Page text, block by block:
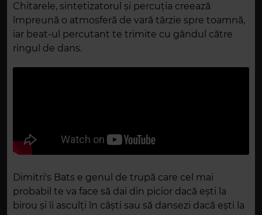
Chitarele, sintetizatorul și percuția creează
împreună o atmosferă de vară târzie spre toamnă,
iar beat-ul percutant te trimite cu gândul către
ringul de dans.
Dimitri's Bats e genul de trupă care cel mai
probabil te va face să dai din picior dacă ești la
birou și îi asculți în câști sau să dansezi dacă ești la